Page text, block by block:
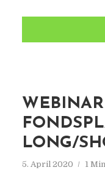
LONG/
5. April 2020 1